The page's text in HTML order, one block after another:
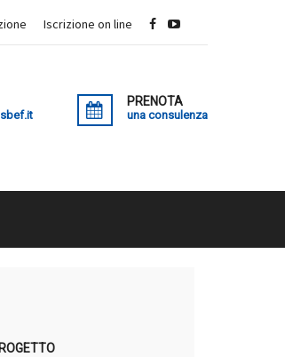
Iscrizione on line
PRENOTA
una consulenza
X